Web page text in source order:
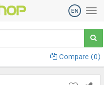
Compare (0)